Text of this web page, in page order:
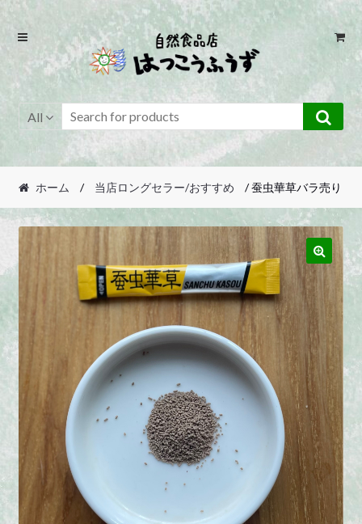
Skip
navigation
Skip
content
All
ホーム / 当店ロングセラー/おすすめ / 蚕虫華草バラ売り